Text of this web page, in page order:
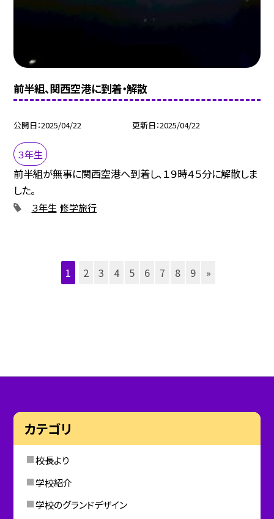
前半組、関西空港に到着・解散
公開日 2025/04/22 更新日 2025/04/22
３年生
前半組が無事に関西空港へ到着し、１９時４５分に解散しま
した。
３年生 修学旅行
1 2 3 4 5 6 7 8 9 »
カテゴリ
校長より
学校紹介
学校のグランドデザイン